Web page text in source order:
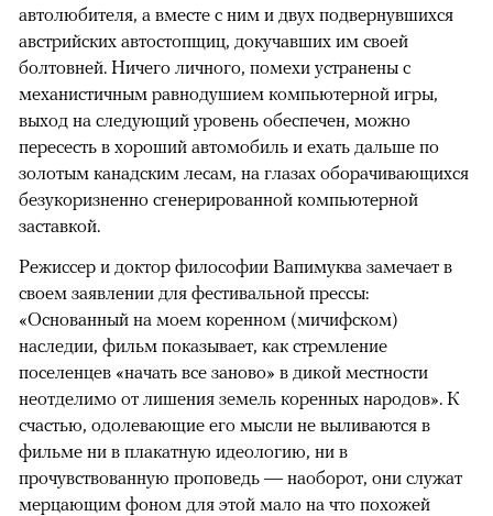
автолюбителя, а вместе с ним и двух подвернувшихся
австрийских автостопщиц, докучавших им своей
болтовней. Ничего личного, помехи устранены с
механистичным равнодушием компьютерной игры,
выход на следующий уровень обеспечен, можно
пересесть в хороший автомобиль и ехать дальше по
золотым канадским лесам, на глазах оборачивающихся
безукоризненно сгенерированной компьютерной
заставкой.
Режиссер и доктор философии Вапимуква замечает в
своем заявлении для фестивальной прессы:
«Основанный на моем коренном (мичифском)
наследии, фильм показывает, как стремление
поселенцев «начать все заново» в дикой местности
неотделимо от лишения земель коренных народов». К
счастью, одолевающие его мысли не выливаются в
фильме ни в плакатную идеологию, ни в
прочувствованную проповедь — наоборот, они служат
мерцающим фоном для этой мало на что похожей